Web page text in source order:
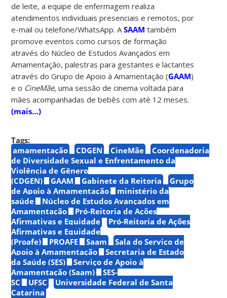
de leite, a equipe de enfermagem realiza
atendimentos individuais presenciais e remotos, por
e-mail ou telefone/WhatsApp. ASAAM também
promove eventos como cursos de formação
através do Núcleo de Estudos Avançados em
Amamentação, palestras para gestantes e lactantes
através do Grupo de Apoio à Amamentação (GAAM)
e o CineMãe, uma sessão de cinema voltada para
mães acompanhadas de bebês com até 12 meses.
(mais…)
Tags:
amamentação
CDGEN CineMãe
Coordenadoria
de Diversidade Sexual e Enfrentamento da
Violência de Gênero
(CDGEN)
GAAM Gabinete da Reitoria
Grupo
de Apoio à Amamentação
ministério da
saúde
Núcleo de Estudos Avançados em
Amamentação
Pró-Reitoria de Ações
Afirmativas e Equidade
Pró-Reitoria de Ações
Afirmativas e Equidade
(Proafe)
PROAFE Saam
Sala do Serviço de
Apoio à Amamentação
Secretaria de Estado
da Saúde (SES)
Serviço de Apoio à
Amamentação (Saam)
SES-
SC
UFSC
Universidade Federal de Santa
Catarina